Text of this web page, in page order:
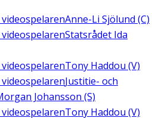
videospelarenAnne-Li Sjölund (C)
videospelarenStatsrådet Ida
Tony Haddou (V)
Justitie- och
Johansson (S)
videospelarenTony Haddou (V)